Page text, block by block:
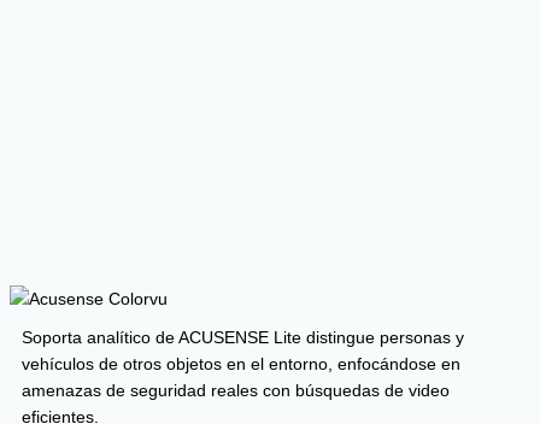
Soporta analítico de ACUSENSE Lite distingue personas y
vehículos de otros objetos en el entorno, enfocándose en
amenazas de seguridad reales con búsquedas de video
eficientes.